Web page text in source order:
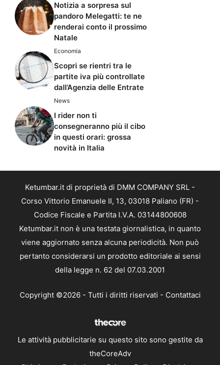
Notizia a sorpresa sul
pandoro Melegatti: te ne
renderai conto il prossimo
Natale
Economia
Scopri se rientri tra le
partite iva più controllate
dall’Agenzia delle Entrate
News
I rider non ti
consegneranno più il cibo
in questi orari: grossa
novità in Italia
Ketumbar.it di proprietà di DMM COMPANY SRL -
Corso Vittorio Emanuele II, 13, 03018 Paliano (FR) -
Codice Fiscale e Partita I.V.A. 03144800608
Ketumbar.it non è una testata giornalistica, in quanto
viene aggiornato senza alcuna periodicità. Non può
pertanto considerarsi un prodotto editoriale ai sensi
della legge n. 62 del 07.03.2001
Copyright ©2026 - Tutti i diritti riservati - Contattaci
Le attività pubblicitarie su questo sito sono gestite da
theCoreAdv